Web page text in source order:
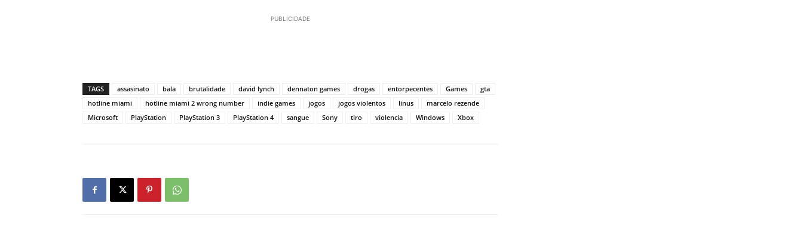
PUBLICIDADE
TAGS assasinato bala brutalidade david lynch dennaton games drogas entorpecentes Games
gta
hotline miami
hotline miami 2 wrong number indie games jogos jogos violentos linus
marcelo rezende
Microsoft
PlayStation PlayStation 3 PlayStation 4 sangue Sony tiro violencia Windows Xbox